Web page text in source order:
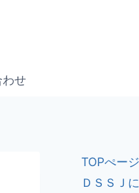
わせ
TOPぺージ
ＤＳＳＪ